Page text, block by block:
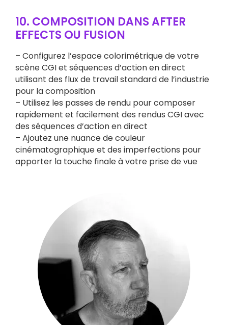
10. COMPOSITION DANS AFTER
EFFECTS OU FUSION
– Configurez l’espace colorimétrique de votre
scène CGI et séquences d’action en direct
utilisant des flux de travail standard de l’industrie
pour la composition
– Utilisez les passes de rendu pour composer
rapidement et facilement des rendus CGI avec
des séquences d’action en direct
– Ajoutez une nuance de couleur
cinématographique et des imperfections pour
apporter la touche finale à votre prise de vue